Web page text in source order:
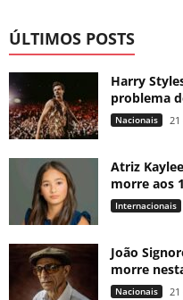
ÚLTIMOS POSTS
Harry
problema
Nacionais
Atriz
morre aos
Internacionais
João
morre
Nacionais